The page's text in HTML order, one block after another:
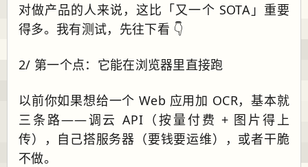
对做产品的人来说，这比「又一个 SOTA」重要
得多。我有测试，先往下看 👇
2/ 第一个点：它能在浏览器里直接跑
以前你如果想给一个 Web 应用加 OCR，基本就
三条路——调云 API（按量付费 + 图片得上
传），自己搭服务器（要钱要运维），或者干脆
不做。